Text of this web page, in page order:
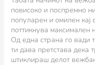
повисоко и поспремно
популарен и омилен кај
поттикнува максимален
Од една страна го вади
ти дава претстава
штиклираш делот